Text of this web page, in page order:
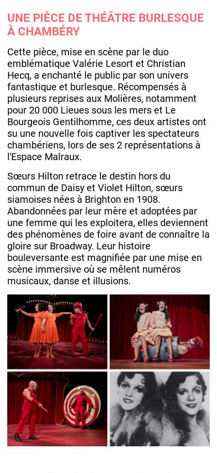
UNE PIÈCE DE THÉÂTRE BURLESQUE
À CHAMBÉRY
Cette pièce, mise en scène par le duo
emblématique Valérie Lesort et Christian
Hecq, a enchanté le public par son univers
fantastique et burlesque. Récompensés à
plusieurs reprises aux Molières, notamment
pour 20 000 Lieues sous les mers et Le
Bourgeois Gentilhomme, ces deux artistes ont
su une nouvelle fois captiver les spectateurs
chambériens, lors de ses 2 représentations à
l'Espace Malraux.
Sœurs Hilton retrace le destin hors du
commun de Daisy et Violet Hilton, sœurs
siamoises nées à Brighton en 1908.
Abandonnées par leur mère et adoptées par
une femme qui les exploitera, elles deviennent
des phénomènes de foire avant de connaître la
gloire sur Broadway. Leur histoire
bouleversante est magnifiée par une mise en
scène immersive où se mêlent numéros
musicaux, danse et illusions.